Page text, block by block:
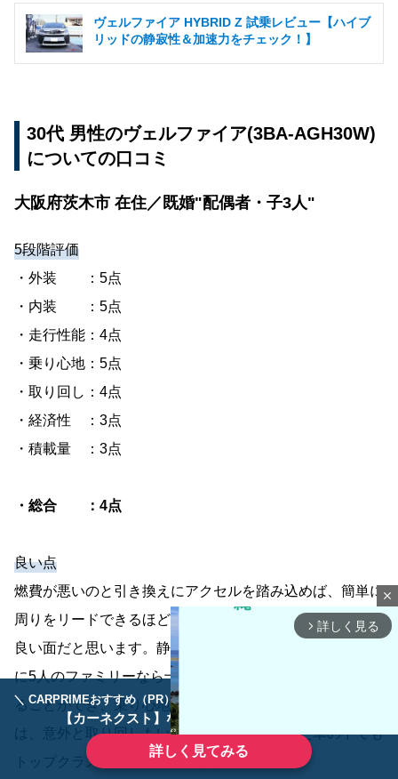
＼ CARPRIMEおすすめ（PR） ／
【カーネクスト】ならどんなクルマも高価買取
詳しく見てみる
ヴェルファイア HYBRID Z 試乗レビュー【ハイブ
リッドの静寂性＆加速力をチェック！】
30代 男性のヴェルファイア(3BA-AGH30W)
についての口コミ
大阪府茨木市 在住／既婚"配偶者・子3人"
5段階評価
・外装 ：5点
・内装 ：5点
・走行性能：4点
・乗り心地：5点
・取り回し：4点
・経済性 ：3点
・積載量 ：3点
・総合 ：4点
良い点
燃費が悪いのと引き換えにアクセルを踏み込めば、簡単に
周りをリードできるほどのパワー感が、ヴェルファイアの
良い面だと思います。静寂性が高く、自分のところみたい
に5人のファミリーなら十分に車内が広く、ゆったりと座
ることができ、乗り心地は最高です。車体が大きい割に
は、意外と取り回しもいいので、今まで乗った車の中でも
トップクラスに気に入っています。
close
arrow_forward_ios 詳しく見る